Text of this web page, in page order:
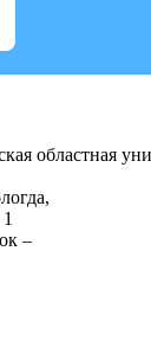
областная
–